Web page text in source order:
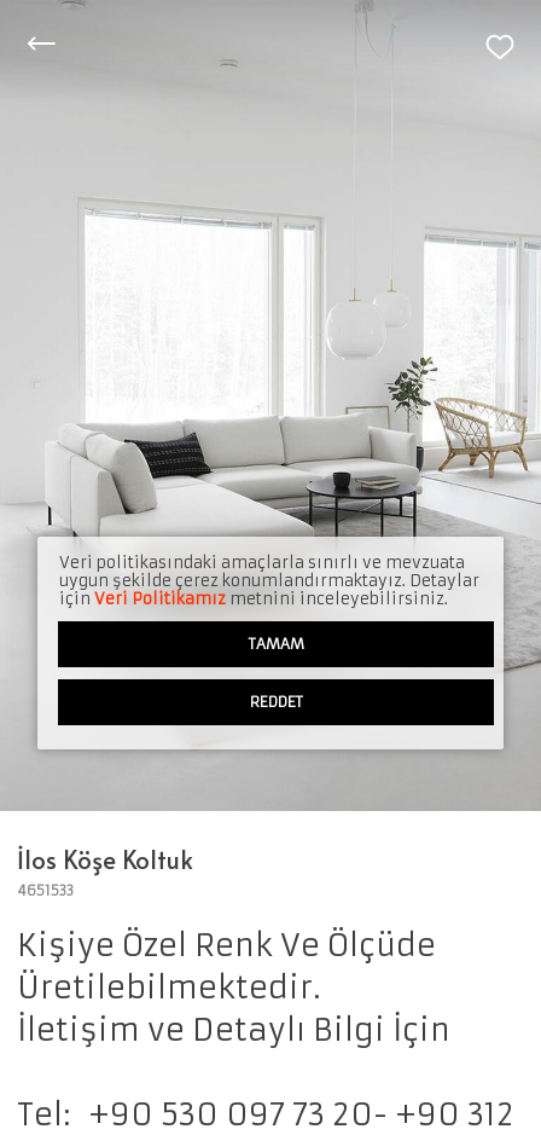
İlos Köşe Koltuk
4651533
Kişiye Özel Renk Ve Ölçüde
Üretilebilmektedir.
İletişim ve Detaylı Bilgi İçin
Tel: +90 530 097 73 20- +90 312
Veri politikasındaki amaçlarla sınırlı ve mevzuata
uygun şekilde çerez konumlandırmaktayız. Detaylar
için Veri Politikamızmetnini inceleyebilirsiniz.
TAMAM
REDDET